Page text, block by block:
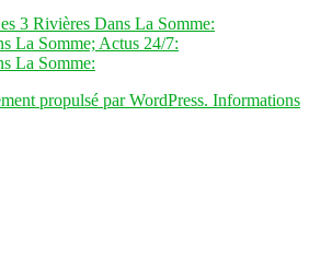
3 Rivières Dans La Somme:
La Somme; Actus 24/7:
La Somme:
propulsé par WordPress. Informations